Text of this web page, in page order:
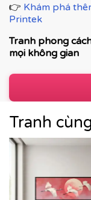
👉 Khám phá
Printek
Tranh phong
mọi không gian
Tranh phong
kết hợp hài hòa
tế của kiến trúc
tế, sự hoài cổ
Tranh